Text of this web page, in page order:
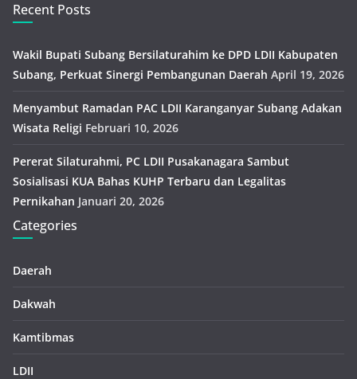
Recent Posts
Wakil Bupati Subang Bersilaturahim ke DPD LDII Kabupaten
Subang, Perkuat Sinergi Pembangunan Daerah April 19, 2026
Menyambut Ramadan PAC LDII Karanganyar Subang Adakan
Wisata Religi Februari 10, 2026
Pererat Silaturahmi, PC LDII Pusakanagara Sambut
Sosialisasi KUA Bahas KUHP Terbaru dan Legalitas
Pernikahan Januari 20, 2026
Categories
Daerah
Dakwah
Kamtibmas
LDII